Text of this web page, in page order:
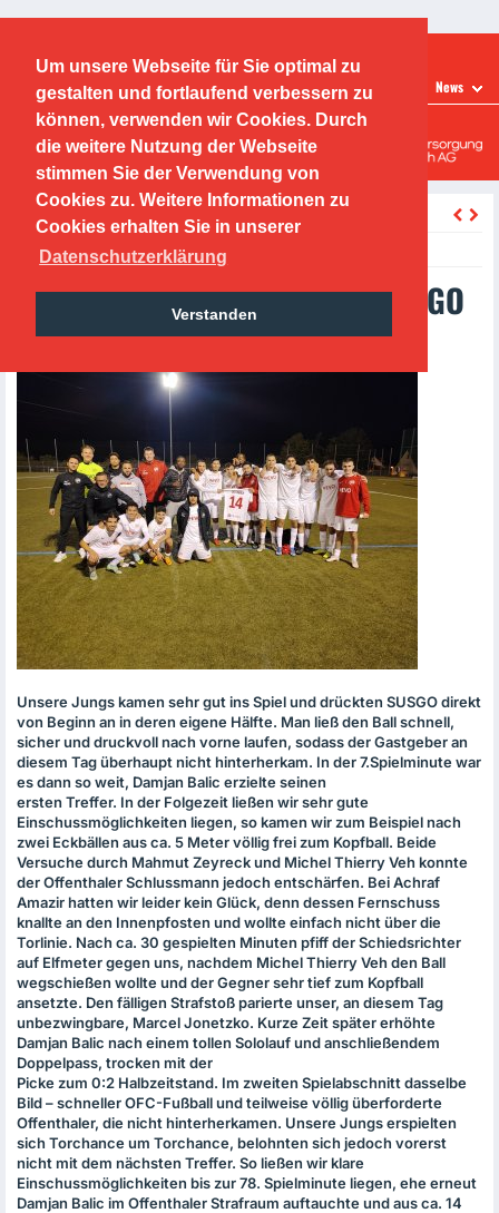
Um unsere Webseite für Sie optimal zu
gestalten und fortlaufend verbessern zu
können, verwenden wir Cookies. Durch
die weitere Nutzung der Webseite
stimmen Sie der Verwendung von
Cookies zu. Weitere Informationen zu
Cookies erhalten Sie in unserer
Datenschutzerklärung
Verstanden
LEISTUNGSZENTRUM News
Offenbacher Kickers
Leistungszentrum
U21 gewinnt mit 0:3 gegen SUSGO
Offenthal
Unsere Jungs kamen sehr gut ins Spiel und drückten SUSGOdirekt
von Beginn an in deren eigene Hälfte. Man ließ den Ball schnell,
sicher und druckvoll nach vorne laufen, sodass der Gastgeber an
diesem Tag überhaupt nicht hinterherkam. In der 7.Spielminute war
es dann so weit, Damjan Balic erzielte seinen
ersten Treffer. In der Folgezeit ließen wir sehr gute
Einschussmöglichkeiten liegen, so kamen wir zum Beispiel nach
zwei Eckbällen aus ca. 5 Meter völlig frei zum Kopfball. Beide
Versuche durch Mahmut Zeyreck und Michel Thierry Veh konnte
der Offenthaler Schlussmann jedoch entschärfen. Bei Achraf
Amazir hatten wir leider kein Glück, denn dessen Fernschuss
knallte an den Innenpfosten und wollte einfach nicht über die
Torlinie. Nach ca. 30 gespielten Minuten pfiff der Schiedsrichter
auf Elfmeter gegen uns, nachdem Michel Thierry Veh den Ball
wegschießen wollte und der Gegner sehr tief zum Kopfball
ansetzte. Den fälligen Strafstoß parierte unser, an diesem Tag
unbezwingbare, Marcel Jonetzko. Kurze Zeit später erhöhte
Damjan Balic nach einem tollen Sololauf und anschließendem
Doppelpass, trocken mit der
Picke zum 0:2 Halbzeitstand. Im zweiten Spielabschnitt dasselbe
Bild – schnellerOFC-Fußball und teilweise völlig überforderte
Offenthaler, die nicht hinterherkamen. Unsere Jungs erspielten
sich Torchance um Torchance, belohnten sich jedoch vorerst
nicht mit dem nächsten Treffer. So ließen wir klare
Einschussmöglichkeiten bis zur 78. Spielminute liegen, ehe erneut
Damjan Balic im Offenthaler Strafraum auftauchte und aus ca. 14
Tuesday, 04.10.2022